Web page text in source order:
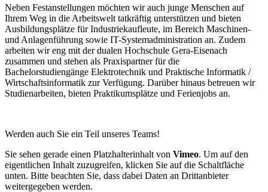
Neben Festanstellungen möchten wir auch junge Menschen auf
Ihrem Weg in die Arbeitswelt tatkräftig unterstützen und bieten
Ausbildungsplätze für Industriekaufleute, im Bereich Maschinen-
und Anlagenführung sowie IT-Systemadministration an. Zudem
arbeiten wir eng mit der dualen Hochschule Gera-Eisenach
zusammen und stehen als Praxispartner für die
Bachelorstudiengänge Elektrotechnik und Praktische Informatik /
Wirtschaftsinformatik zur Verfügung. Darüber hinaus betreuen wir
Studienarbeiten, bieten Praktikumsplätze und Ferienjobs an.
Werden auch Sie ein Teil unseres Teams!
Sie sehen gerade einen Platzhalterinhalt von Vimeo. Um auf den
eigentlichen Inhalt zuzugreifen, klicken Sie auf die Schaltfläche
unten. Bitte beachten Sie, dass dabei Daten an Drittanbieter
weitergegeben werden.